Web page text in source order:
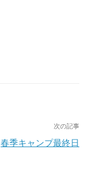
次の記事
春季キャンプ最終日